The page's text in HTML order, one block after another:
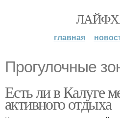
главная
Прогулочные
Есть ли в Калуге
активного отдыха